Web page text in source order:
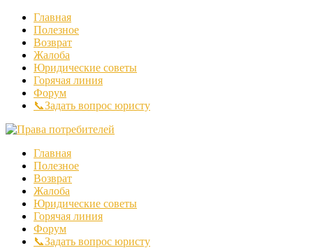
Главная
Полезное
Возврат
Жалоба
Юридические советы
Горячая линия
Форум
📞Задать вопрос юристу
Главная
Полезное
Возврат
Жалоба
Юридические советы
Горячая линия
Форум
📞Задать вопрос юристу